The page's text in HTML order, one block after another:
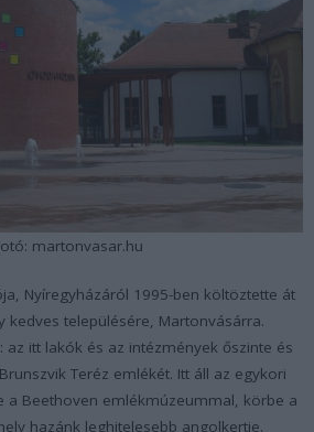
martonvasar.hu
Nyíregyházáról 1995-ben költöztette át
kedves településére, Martonvásárra.
az itt lakók és az intézmények őszinte és
Teréz emlékét. Itt áll az egykori
a Beethoven emlékmúzeummal, körbe a
hazánk leghitelesebb angolkertje.